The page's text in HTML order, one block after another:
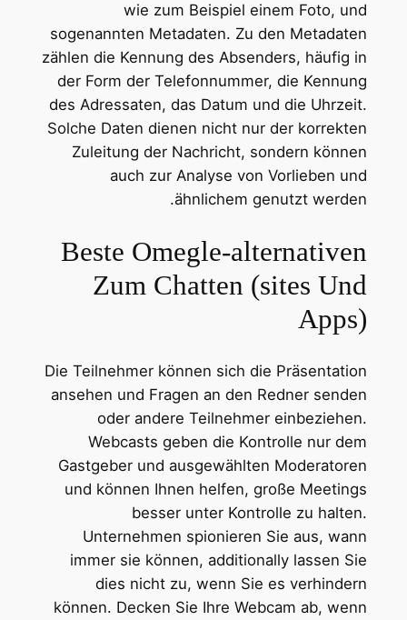
wie zum Beispiel einem Foto, und
sogenannten Metadaten. Zu den Metadaten
zählen die Kennung des Absenders, häufig in
der Form der Telefonnummer, die Kennung
des Adressaten, das Datum und die Uhrzeit.
Solche Daten dienen nicht nur der korrekten
Zuleitung der Nachricht, sondern können
auch zur Analyse von Vorlieben und
ähnlichem genutzt werden.
Beste Omegle-alternativen
Zum Chatten (sites Und
Apps)
Die Teilnehmer können sich die Präsentation
ansehen und Fragen an den Redner senden
oder andere Teilnehmer einbeziehen.
Webcasts geben die Kontrolle nur dem
Gastgeber und ausgewählten Moderatoren
und können Ihnen helfen, große Meetings
besser unter Kontrolle zu halten.
Unternehmen spionieren Sie aus, wann
immer sie können, additionally lassen Sie
dies nicht zu, wenn Sie es verhindern
können. Decken Sie Ihre Webcam ab, wenn